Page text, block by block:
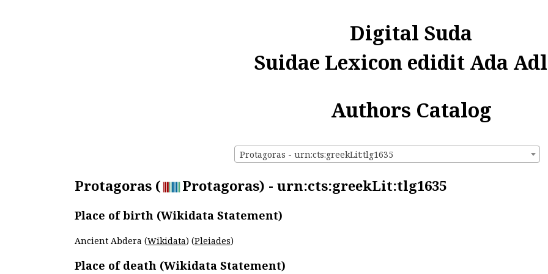
Digital Suda
Suidae Lexicon edidit Ada
Authors Catalog
Protagoras - urn:cts:greekLit:tlg1635
Protagoras ( Protagoras) - urn:cts:greekLit:tlg1635
Place of birth (Wikidata Statement)
Ancient Abdera (Wikidata) (Pleiades)
Place of death (Wikidata Statement)